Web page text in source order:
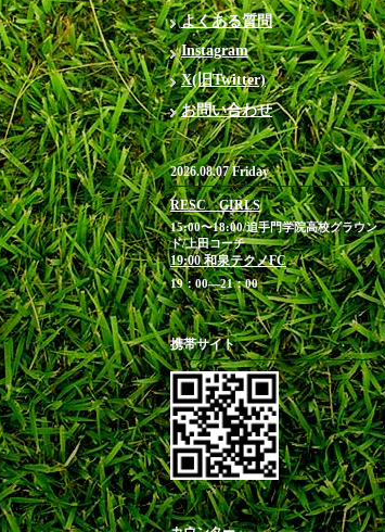
よくある質問
Instagram
X(旧Twitter)
お問い合わせ
2026.08.07 Friday
RESC GIRLS
15:00〜18:00/追手門学院高校グラウン
ド/上田コーチ
19:00 和泉テクノFC
19：00―21：00
携帯サイト